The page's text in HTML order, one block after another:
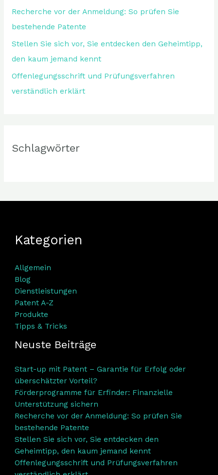
Recherche vor der Anmeldung: So prüfen Sie
bestehende Patente
Stellen Sie sich vor, Sie entdecken den Geheimtipp,
den kaum jemand kennt
Offenlegungsschrift und Prüfungsverfahren
verständlich erklärt
Schlagwörter
Kategorien
Allgemein
Blog
Dienstleistungen
Patent A-Z
Produkte
Tipps & Tricks
Neuste Beiträge
Start-up mit Patent – Garantie für Erfolg oder
überschätzter Vorteil?
Förderprogramme für Erfinder: Finanzielle
Unterstützung sichern
Recherche vor der Anmeldung: So prüfen Sie
bestehende Patente
Stellen Sie sich vor, Sie entdecken den
Geheimtipp, den kaum jemand kennt
Offenlegungsschrift und Prüfungsverfahren